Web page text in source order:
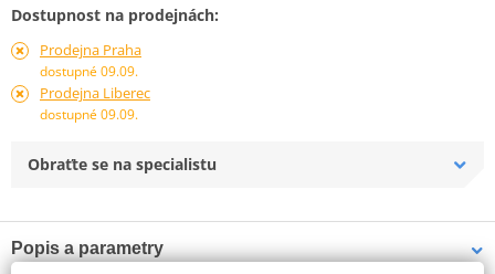
Dostupnost na prodejnách:
Prodejna Praha
dostupné 09.09.
Prodejna Liberec
dostupné 09.09.
Obraťte se na specialistu
Popis a parametry